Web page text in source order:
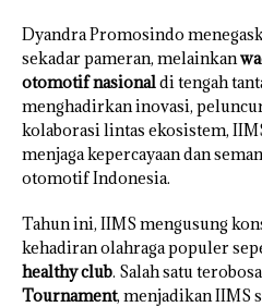
Dyandra Promosindo
sekadar pameran, melainkan
otomotif nasionaldi tengah
menghadirkan inovasi,
kolaborasi lintas ekosistem,
menjaga kepercayaan dan
otomotif Indonesia.
Tahun ini, IIMS mengusung
kehadiran olahraga populer
healthy club. Salah satu
Tournament, menjadikan IIMS